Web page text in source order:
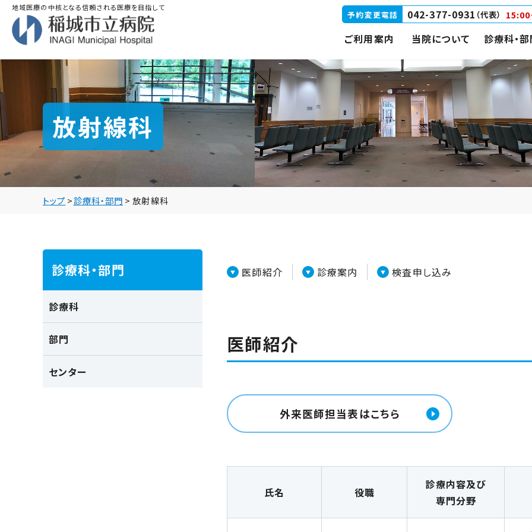
地域医療の中核となる信頼される医療を目指して
予約変更電話 042-377-0931 （代表）
ご利用案内 当院について 診療科・
放射線科
トップ >診療科・部門 > 放射線科
医師紹介 診療案内 検査申し込み
医師紹介
外来医師担当表はこちら
氏名 役職
診療内容及び
専門分野
診療科・部門
診療科
部門
センター